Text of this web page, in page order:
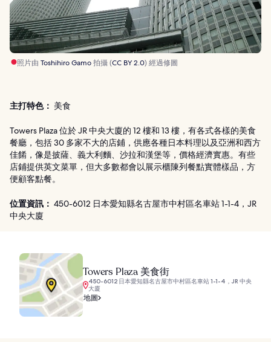
照片由 Toshihiro Gamo拍攝 (CC BY 2.0) 經過修圖
主打特色： 美食
Towers Plaza 位於 JR 中央大廈的 12 樓和 13 樓，有各式各樣的美食
餐廳，包括 30 多家不大的店鋪，供應各種日本料理以及亞洲和西方
佳餚，像是披薩、義大利麵、沙拉和漢堡等，價格經濟實惠。有些
店鋪提供英文菜單，但大多數都會以展示櫃陳列餐點實體樣品，方
便顧客點餐。
位置資訊： 450-6012 日本愛知縣名古屋市中村區名車站 1-1-4，JR
中央大廈
Towers Plaza 美食街
450-6012 日本愛知縣名古屋市中村區名車站 1-1-4，JR 中央
大廈
地圖